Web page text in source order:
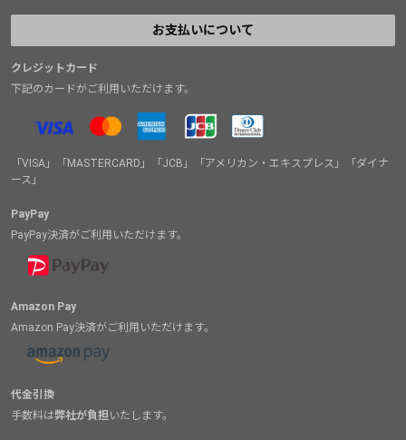
お支払いについて
クレジットカード
下記のカードがご利用いただけます。
「VISA」「MASTERCARD」「JCB」「アメリカン・エキスプレス」「ダイナ
ース」
PayPay
PayPay決済がご利用いただけます。
Amazon Pay
Amazon Pay決済がご利用いただけます。
代金引換
手数料は弊社が負担 いたします。